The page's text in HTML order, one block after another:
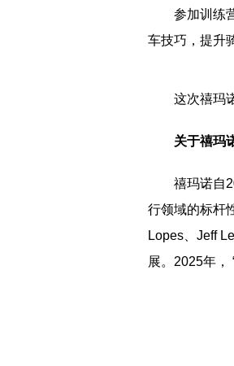
参加训练
车技巧，提升
这次禧玛
关于禧玛
禧玛诺自
行领域的标杆
Lopes、Jeff
展。2025年，